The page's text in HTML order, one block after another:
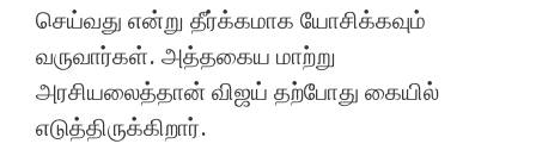
செய்வது என்று தீர்க்கமாக யோசிக்கவும்
வருவார்கள். அத்தகைய மாற்று
அரசியலைத்தான் விஜய் தற்போது கையில்
எடுத்திருக்கிறார்.